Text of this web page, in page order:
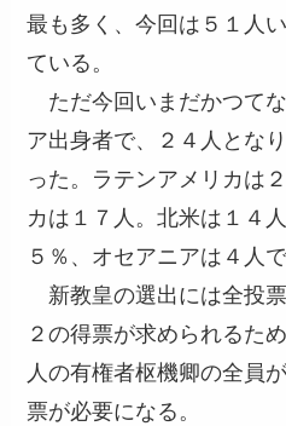
最も多く、今回は５１人
ている。
ただ今回いまだかつて
ア出身者で、２４人とな
った。ラテンアメリカは
カは１７人。北米は１４
５％、オセアニアは４人
新教皇の選出には全投
２の得票が求められるた
人の有権者枢機卿の全員
票が必要になる。